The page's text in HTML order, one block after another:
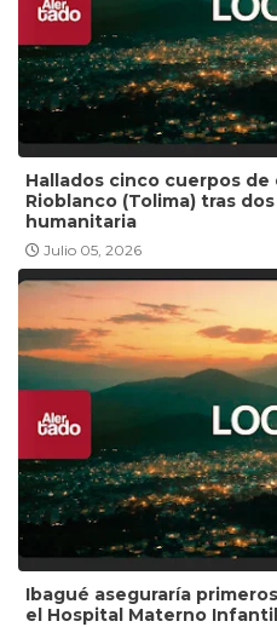
Hallados cinco cuerpos
Rioblanco (Tolima) tras
humanitaria
Julio 05, 2026
Ibagué aseguraría
el Hospital Materno Infantil